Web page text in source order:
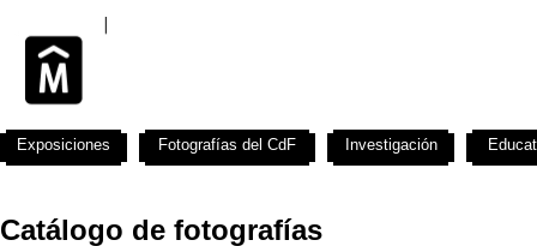
Catálogo de fotografías
Exposiciones Fotografías del CdF Investigación